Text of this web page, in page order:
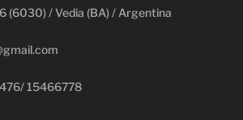
(6030) / Vedia (BA) / Argentina
15466778